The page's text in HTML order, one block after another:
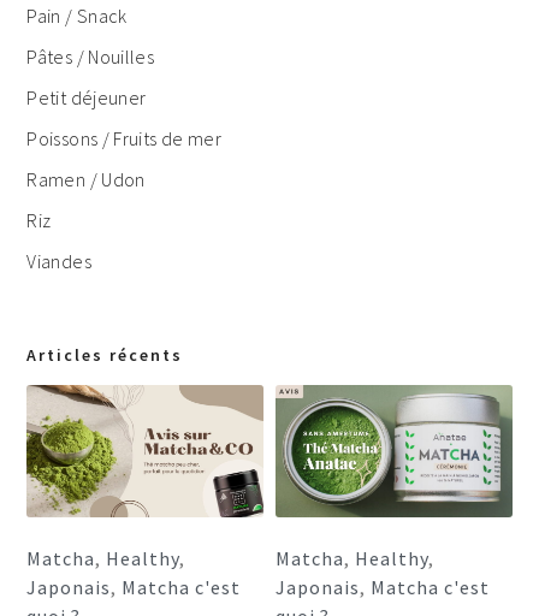
Pain / Snack
Pâtes / Nouilles
Petit déjeuner
Poissons / Fruits de mer
Ramen / Udon
Riz
Viandes
Articles récents
Matcha, Healthy,
Japonais, Matcha c'est
Matcha, Healthy,
Japonais, Matcha c'est